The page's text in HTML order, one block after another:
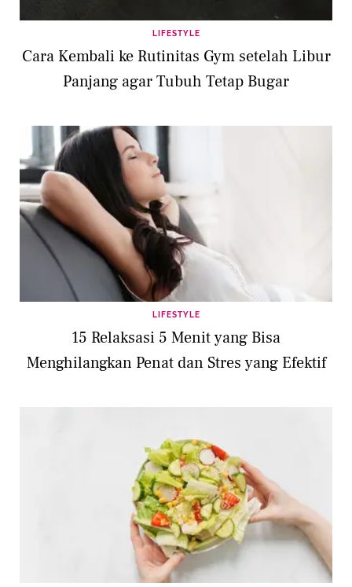
LIFESTYLE
Cara Kembali ke Rutinitas Gym setelah Libur
Panjang agar Tubuh Tetap Bugar
LIFESTYLE
15 Relaksasi 5 Menit yang Bisa
Menghilangkan Penat dan Stres yang Efektif